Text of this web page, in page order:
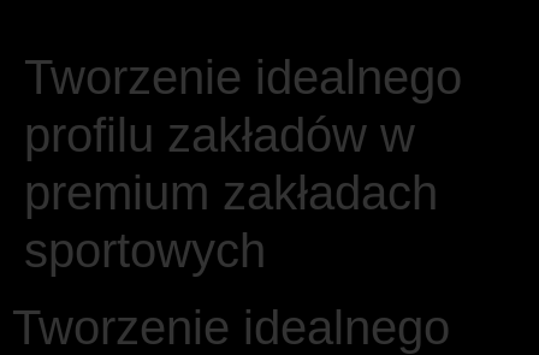
Tworzenie idealnego
profilu zakładów w
premium zakładach
sportowych
Tworzenie idealnego